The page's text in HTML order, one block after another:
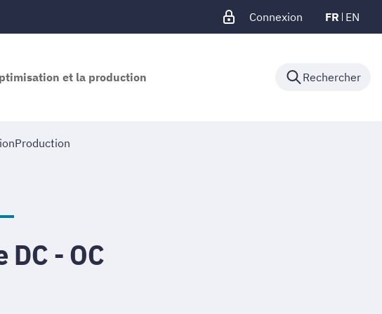
Connexion FR EN
et la production Rechercher
Production
DC - OC